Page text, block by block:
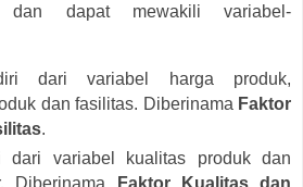
dan dapat mewakili variabel-
dari variabel harga produk,
dan fasilitas. Diberinama Faktor
.
dari variabel kualitas produk dan
Diberinama
Faktor Kualitas dan